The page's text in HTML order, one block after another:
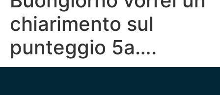
chiarimento sul
punteggio 5a….